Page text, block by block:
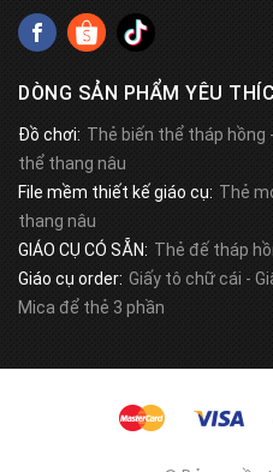
DÒNG SẢN PHẨM YÊU
Đồ chơi: Thẻ biến thể tháp hồng -
thể thang nâu
File mềm thiết kế giáo cụ: Thẻ
thang nâu
GIÁO CỤ CÓ SẴN: Thẻ đế tháp
Giáo cụ order: Giấy tô chữ cái -
Mica để thẻ 3 phần